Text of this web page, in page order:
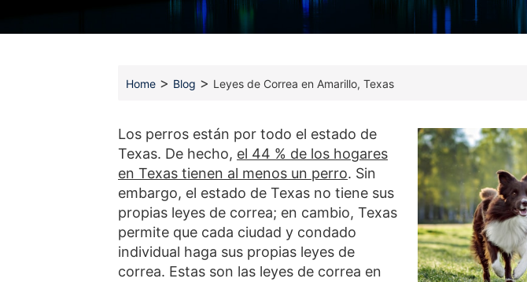
Home > Blog > Leyes de Correa en Amarillo, Texas
Los perros están por todo el estado de
Texas. De hecho, el 44 % de los hogares
en Texas tienen al menos un perro. Sin
embargo, el estado de Texas no tiene sus
propias leyes de correa; en cambio, Texas
permite que cada ciudad y condado
individual haga sus propias leyes de
correa. Estas son las leyes de correa en